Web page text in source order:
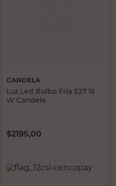
CANDELA
Luz Led Bulbo Fría E27 15
W Candela
$2195,00